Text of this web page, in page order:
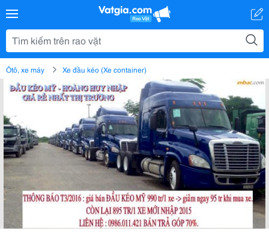
Ôtô, xe máy Xe đầu kéo (Xe container)